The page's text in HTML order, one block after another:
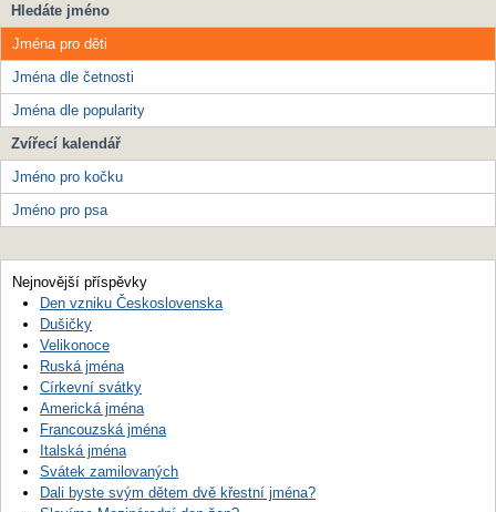
Hledáte jméno
Jména pro děti
Jména dle četnosti
Jména dle popularity
Zvířecí kalendář
Jméno pro kočku
Jméno pro psa
Nejnovější příspěvky
Den vzniku Československa
Dušičky
Velikonoce
Ruská jména
Církevní svátky
Americká jména
Francouzská jména
Italská jména
Svátek zamilovaných
Dali byste svým dětem dvě křestní jména?